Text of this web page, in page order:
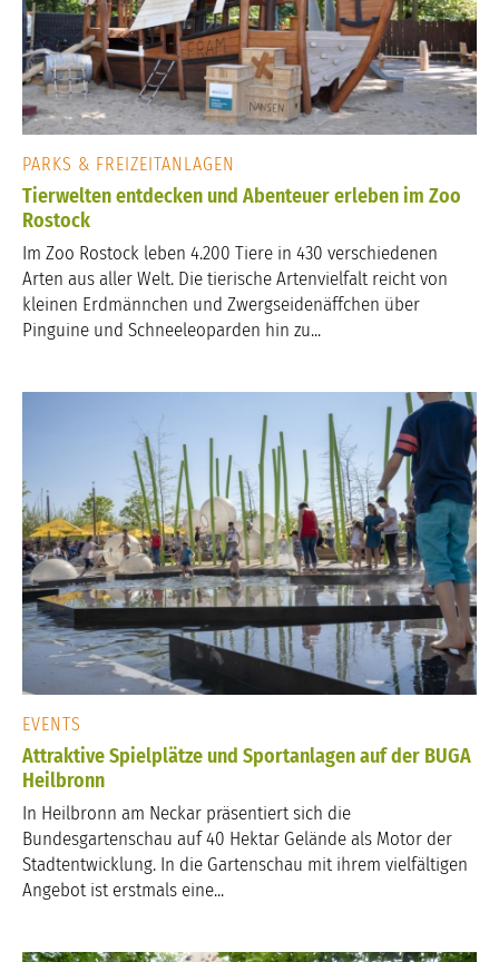
PARKS & FREIZEITANLAGEN
Tierwelten entdecken und Abenteuer erleben im Zoo
Rostock
Im Zoo Rostock leben 4.200 Tiere in 430 verschiedenen
Arten aus aller Welt. Die tierische Artenvielfalt reicht von
kleinen Erdmännchen und Zwergseidenäffchen über
Pinguine und Schneeleoparden hin zu...
EVENTS
Attraktive Spielplätze und Sportanlagen auf der BUGA
Heilbronn
In Heilbronn am Neckar präsentiert sich die
Bundesgartenschau auf 40 Hektar Gelände als Motor der
Stadtentwicklung. In die Gartenschau mit ihrem vielfältigen
Angebot ist erstmals eine...